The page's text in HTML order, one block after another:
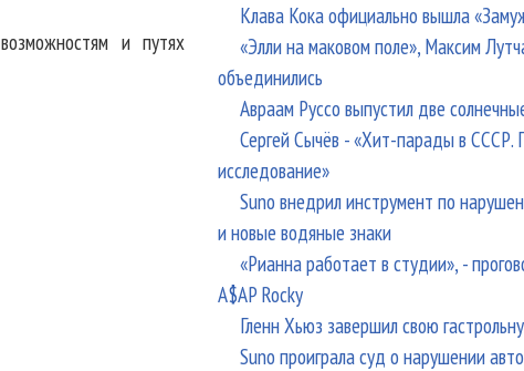
и путях
Клава Кока официально вышла
«Элли на маковом поле», Максим
объединились
Авраам Руссо выпустил две
Сергей Сычёв - «Хит-парады в СССР.
исследование»
Suno внедрил инструмент по
и новые водяные знаки
«Рианна работает в студии», -
A$AP Rocky
Гленн Хьюз завершил свою
Suno проиграла суд о нарушении